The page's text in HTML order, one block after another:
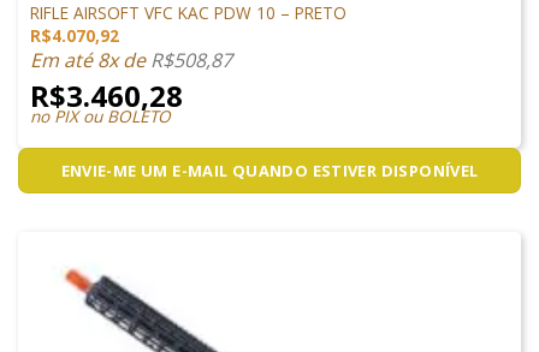
RIFLE AIRSOFT VFC KAC PDW 10 – PRETO
R$4.070,92
Em até 8x deR$508,87
R$3.460,28
no PIX ou BOLETO
ENVIE-ME UM E-MAIL QUANDO ESTIVER DISPONÍVEL